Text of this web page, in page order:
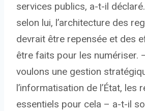
services publics, a-t-il
selon lui, l’architecture des
devrait être repensée et des
être faits pour les numériser.
voulons une gestion
l’informatisation de l’État, les
essentiels pour cela – a-t-il